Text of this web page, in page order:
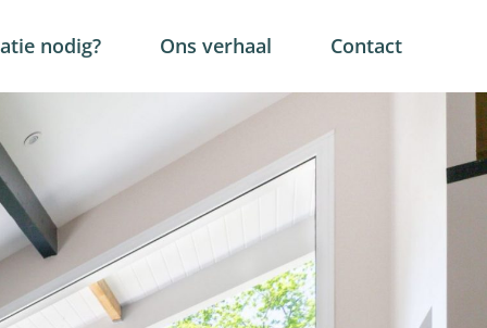
nodig? Ons verhaal Contact